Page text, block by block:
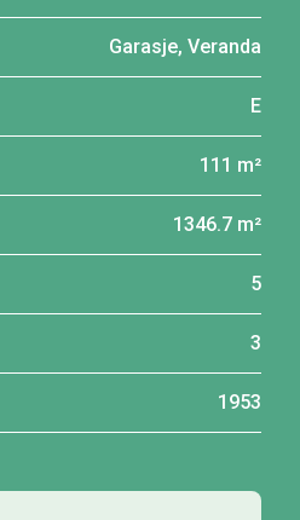
Garasje, Veranda
E
111 m²
1346.7 m²
5
3
1953